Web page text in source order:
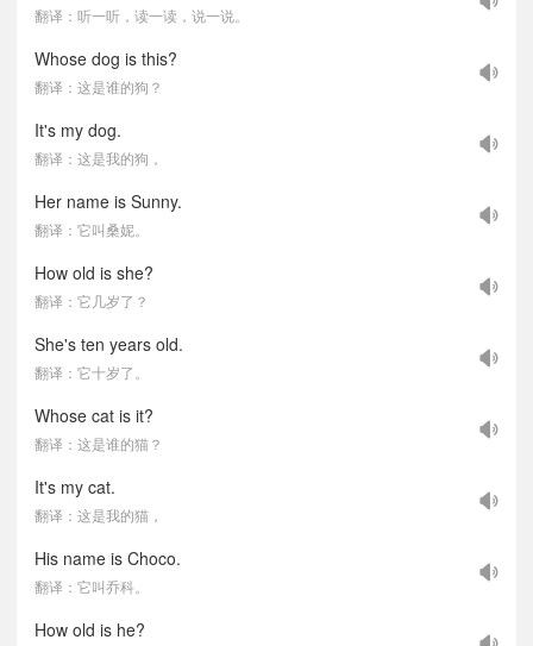
翻译：听一听，读一读，说一说。
Whose dog is this?
翻译：这是谁的狗？
It's my dog.
翻译：这是我的狗，
Her name is Sunny.
翻译：它叫桑妮。
How old is she?
翻译：它几岁了？
She's ten years old.
翻译：它十岁了。
Whose cat is it?
翻译：这是谁的猫？
It's my cat.
翻译：这是我的猫，
His name is Choco.
翻译：它叫乔科。
How old is he?